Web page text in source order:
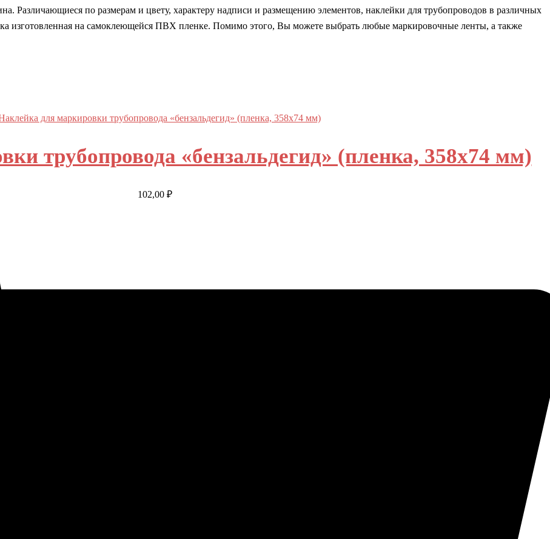
Различающиеся по размерам и цвету, характеру надписи и размещению элементов, наклейки для трубопроводов в различных
изготовленная на самоклеющейся ПВХ пленке. Помимо этого, Вы можете выбрать любые маркировочные ленты, а также
трубопровода «бензальдегид» (пленка, 358х74 мм)
102,00 ₽